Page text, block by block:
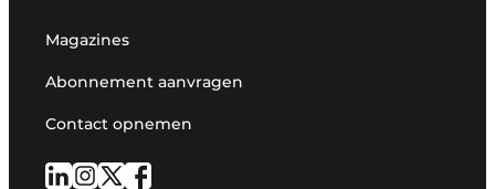
Magazines
Abonnement aanvragen
Contact opnemen